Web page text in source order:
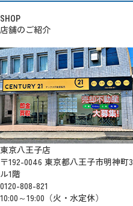
SHOP
店舗のご紹介
東京八王子店
〒192-0046 東京都八王子市明神
ル1階
0120-808-821
10:00～19:00（火・水定休）